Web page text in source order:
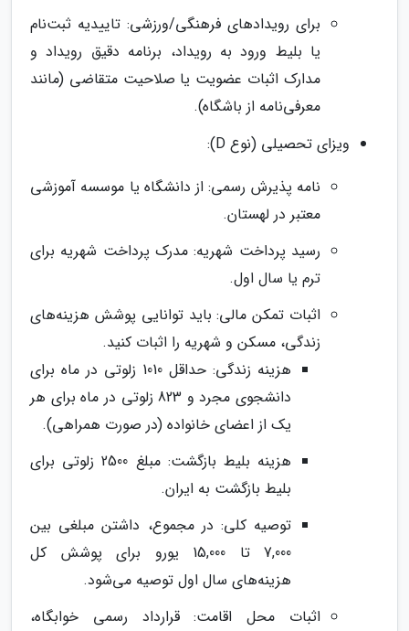
برای رویدادهای فرهنگی/ورزشی: تاییدیه ثبت‌نام
یا بلیط ورود به رویداد، برنامه دقیق رویداد و
مدارک اثبات عضویت یا صلاحیت متقاضی (مانند
معرفی‌نامه از باشگاه).
ویزای تحصیلی (نوع D):
نامه پذیرش رسمی: از دانشگاه یا موسسه آموزشی
معتبر در لهستان.
رسید پرداخت شهریه: مدرک پرداخت شهریه برای
ترم یا سال اول.
اثبات تمکن مالی: باید توانایی پوشش هزینه‌های
زندگی، مسکن و شهریه را اثبات کنید.
هزینه زندگی: حداقل 1010 زلوتی در ماه برای
دانشجوی مجرد و 823 زلوتی در ماه برای هر
یک از اعضای خانواده (در صورت همراهی).
هزینه بلیط بازگشت: مبلغ 2500 زلوتی برای
بلیط بازگشت به ایران.
توصیه کلی: در مجموع، داشتن مبلغی بین
7,000 تا 15,000 یورو برای پوشش کل
هزینه‌های سال اول توصیه می‌شود.
اثبات محل اقامت: قرارداد رسمی خوابگاه،